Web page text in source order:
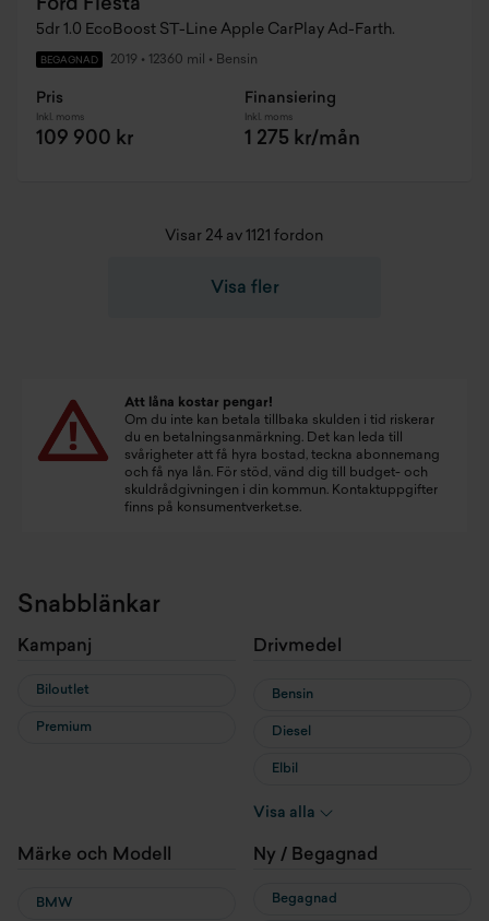
Ford Fiesta
5dr 1.0 EcoBoost ST-Line Apple CarPlay Ad-Farth.
BEGAGNAD 2019 • 12360 mil • Bensin
Pris
Inkl. moms
109 900 kr
Finansiering
Inkl. moms
1 275 kr/mån
Visar 24 av 1121 fordon
Visa fler
Att låna kostar pengar!
Om du inte kan betala tillbaka skulden i tid riskerar
du en betalningsanmärkning. Det kan leda till
svårigheter att få hyra bostad, teckna abonnemang
och få nya lån. För stöd, vänd dig till budget- och
skuldrådgivningen i din kommun. Kontaktuppgifter
finns på konsumentverket.se.
Snabblänkar
Kampanj
Biloutlet
Premium
Drivmedel
Bensin
Diesel
Elbil
Hybrid
Visa alla
Märke och Modell
BMW
Ny / Begagnad
Begagnad